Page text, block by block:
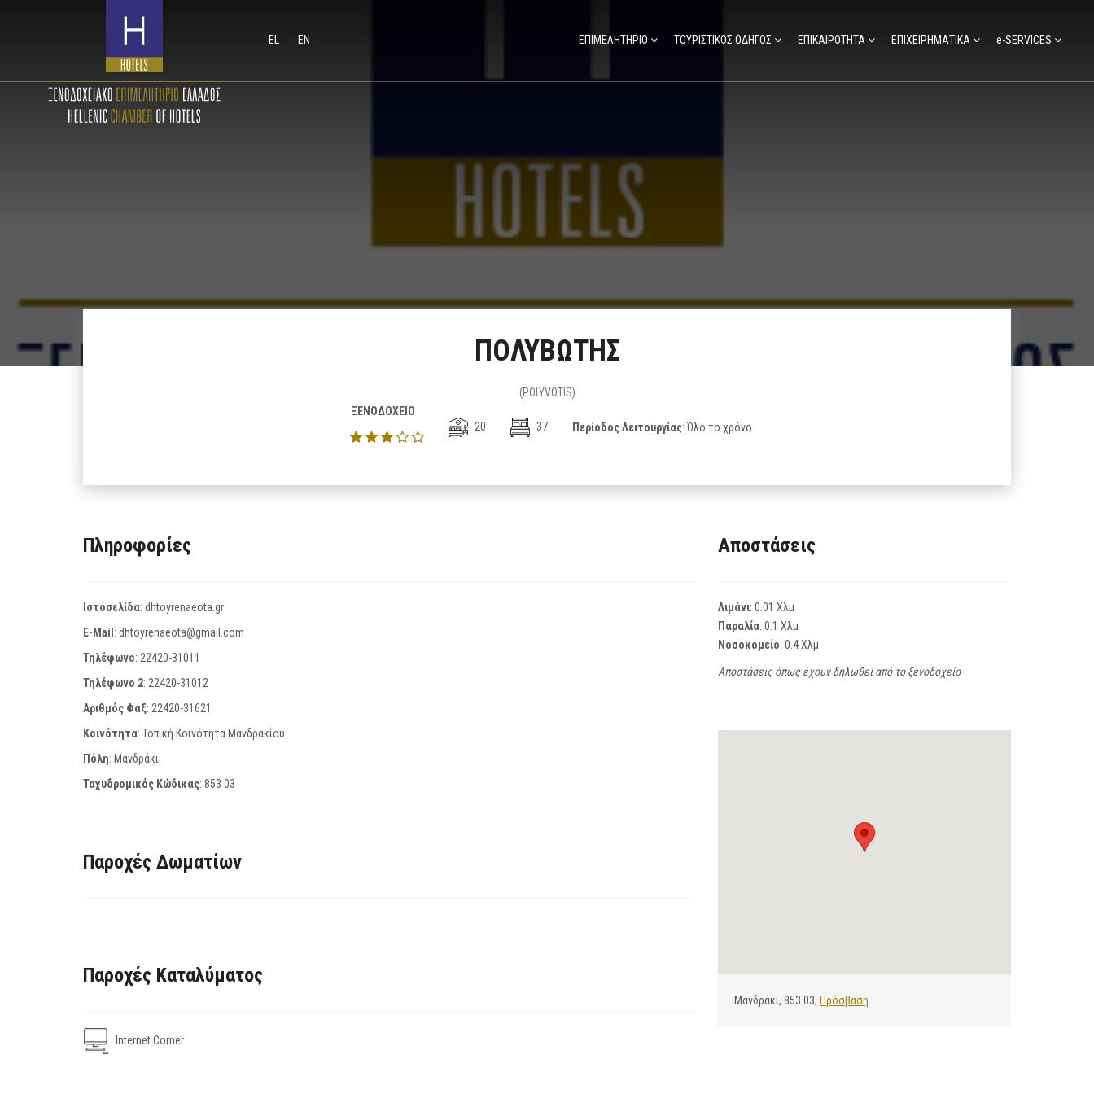
EL EN ΕΠΙΜΕΛΗΤΗΡΙΟ ΤΟΥΡΙΣΤΙΚΟΣ ΟΔΗΓΟΣ ΕΠΙΚΑΙΡΟΤΗΤΑ ΕΠΙΧΕΙΡΗΜΑΤΙΚΑ e-SERVICES
ΠΟΛΥΒΩΤΗΣ
(POLYVOTIS)
ΞΕΝΟΔΟΧΕΙΟ
20
37 Περίοδος Λειτουργίας: Όλο το χρόνο
Πληροφορίες
Ιστοσελίδα: dhtoyrenaeota.gr
E-Mail : dhtoyrenaeota@gmail.com
Τηλέφωνο: 22420-31011
Τηλέφωνο 2: 22420-31012
Αριθμός Φαξ: 22420-31621
Κοινότητα: Τοπική Κοινότητα Μανδρακίου
Πόλη: Μανδράκι
Ταχυδρομικός Κώδικας: 853 03
Παροχές Δωματίων
Παροχές Καταλύματος
Internet Corner
Αποστάσεις
Λιμάνι: 0.01 Χλμ
Παραλία: 0.1 Χλμ
Νοσοκομείο: 0.4 Χλμ
Αποστάσεις όπως έχουν δηλωθεί από το ξενοδοχείο
Μανδράκι, 853 03, Πρόσβαση